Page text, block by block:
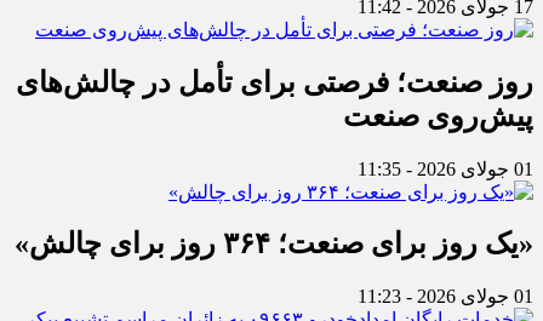
17 جولای 2026 - 11:42
روز صنعت؛ فرصتی برای تأمل در چالش‌های
پیش‌روی صنعت
01 جولای 2026 - 11:35
«یک روز برای صنعت؛ ۳۶۴ روز برای چالش»
01 جولای 2026 - 11:23